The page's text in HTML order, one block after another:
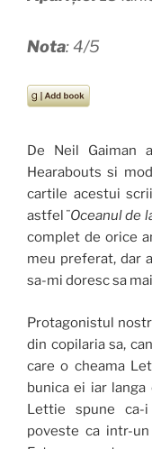
Nota: 4/5
De Neil Gaiman
Hearabouts si
cartile acestui
astfel ¨Oceanul de
complet de orice
meu preferat, dar
sa-mi doresc sa
Protagonistul
din copilaria sa,
care o cheama
bunica ei iar
Lettie spune ca-
poveste ca intr-